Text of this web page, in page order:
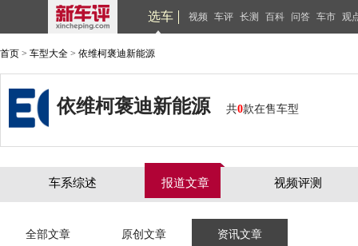
选车 视频 车评 长测 百科 问答 车市 观
首页 > 车型大全 > 依维柯褒迪新能源
依维柯褒迪新能源 共0款在售车型
车系综述 报道文章 视频评测
全部文章 原创文章 资讯文章